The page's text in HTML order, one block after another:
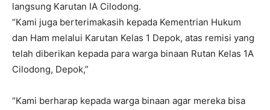
langsung Karutan IA Cilodong.
“Kami juga berterimakasih kepada Kementrian Hukum
dan Ham melalui Karutan Kelas 1 Depok, atas remisi yang
telah diberikan kepada para warga binaan Rutan Kelas 1A
Cilodong, Depok,”
“Kami berharap kepada warga binaan agar mereka bisa